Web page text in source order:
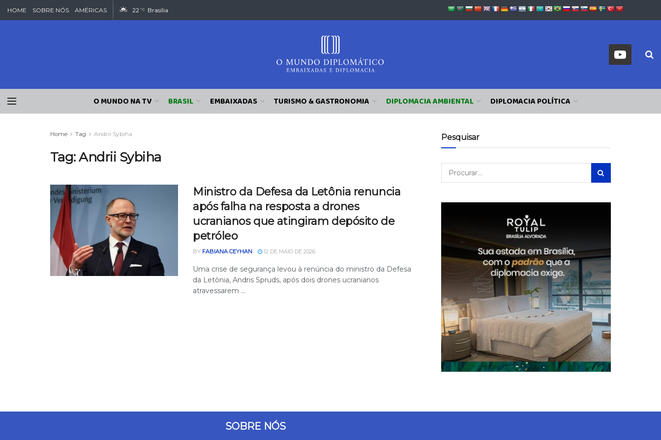
HOME SOBRE NÓS AMÉRICAS 22 °C Brasília
O MUNDO NA TV BRASIL EMBAIXADAS TURISMO & GASTRONOMIA DIPLOMACIA AMBIENTAL DIPLOMACIA POLÍTICA
Home Tag Andrii Sybiha
Tag:Andrii Sybiha
Ministro da Defesa da Letônia renuncia
após falha na resposta a drones
ucranianos que atingiram depósito de
petróleo
BY FABIANA CEYHAN 12 DE MAIO DE 2026
Uma crise de segurança levou à renúncia do ministro da Defesa
da Letônia, Andris Spruds, após dois drones ucranianos
atravessarem ...
Pesquisar
SOBRE NÓS